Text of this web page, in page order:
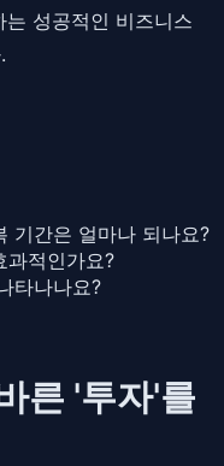
성공적인 비즈니스
기간은 얼마나 되나요?
과적인가요?
타나나요?
른 '투자'를